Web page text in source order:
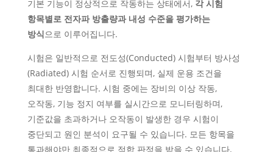
기본 기능이 정상적으로 작동하는 상태에서, 각 시험
항목별로 전자파 방출량과 내성 수준을 평가하는
방식으로 이루어집니다.
시험은 일반적으로 전도성(Conducted) 시험부터 방사성
(Radiated) 시험 순서로 진행되며, 실제 운용 조건을
최대한 반영합니다. 시험 중에는 장비의 이상 작동,
오작동, 기능 정지 여부를 실시간으로 모니터링하며,
기준값을 초과하거나 오작동이 발생한 경우 시험이
중단되고 원인 분석이 요구될 수 있습니다. 모든 항목을
통과해야만 최종적으로 적합 판정을 받을 수 있습니다.